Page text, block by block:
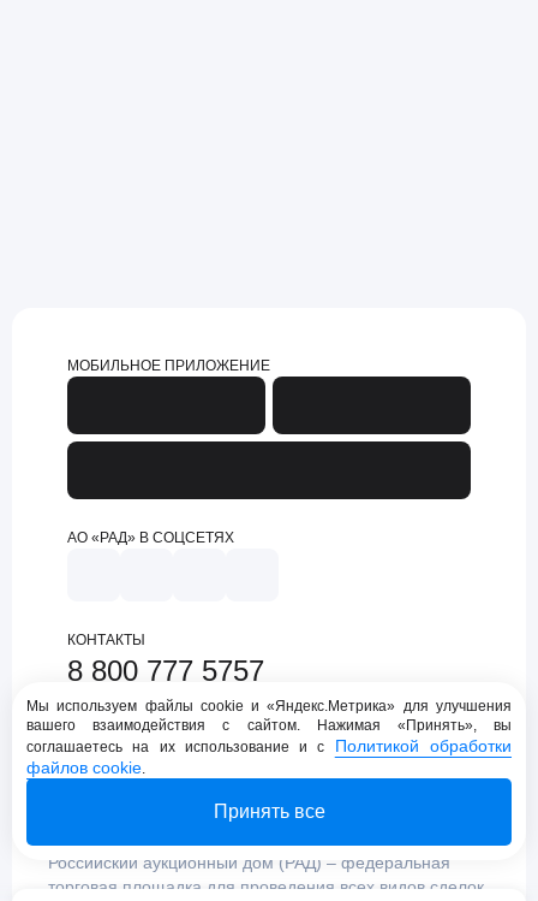
МОБИЛЬНОЕ ПРИЛОЖЕНИЕ
АО «РАД» В СОЦСЕТЯХ
КОНТАКТЫ
8 800 777 5757
support@lot-online.ru
Техническая поддержка
Российский аукционный дом (РАД) – федеральная
торговая площадка для проведения всех видов сделок
Мы используем файлы cookie и «Яндекс.Метрика» для улучшения
вашего взаимодействия с сайтом. Нажимая «Принять», вы
соглашаетесь на их использование и с Политикой обработки
файлов cookie.
Принять все